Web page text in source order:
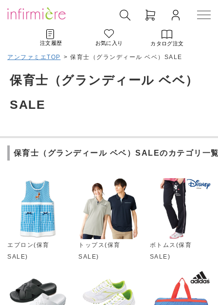
注文履歴 お気に入り カタログ注文
アンファミエTOP > 保育士（グランディール ベベ）SALE
保育士（グランディール ベベ）
SALE
保育士（グランディール ベベ）SALEのカテゴリ一
エプロン(保育
SALE)
トップス(保育
SALE)
ボトムス(保育
SALE)